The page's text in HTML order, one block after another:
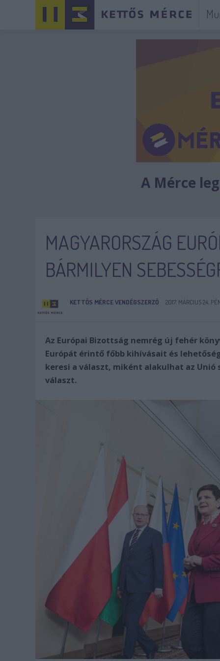
A Mérce
MAGYARORSZÁG
BÁRMILYEN
KETTŐS MÉRCE VENDÉGSZERZŐ 2017. MÁRCIUS 24.
Az Európai Bizottság nemrég új fehér
Európát érintő főbb kihívásait és
keresi a választ, miként alakulhat az
választ.